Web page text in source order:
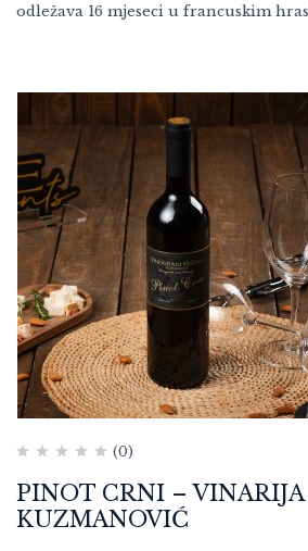
odležava 16 mjeseci u francuskim
(0)
PINOT CRNI – VINARIJA
KUZMANOVIĆ